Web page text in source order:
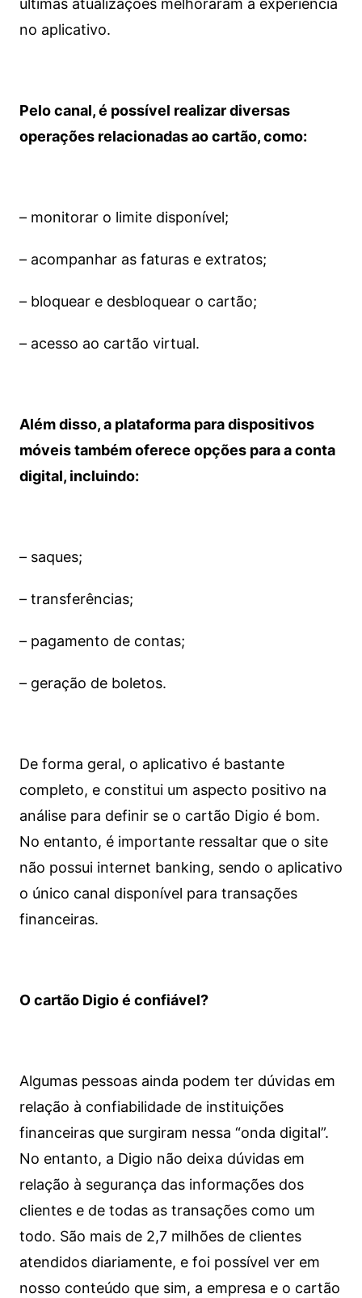
últimas atualizações melhoraram a experiência
no aplicativo.
Pelo canal, é possível realizar diversas
operações relacionadas ao cartão, como:
– monitorar o limite disponível;
– acompanhar as faturas e extratos;
– bloquear e desbloquear o cartão;
– acesso ao cartão virtual.
Além disso, a plataforma para dispositivos
móveis também oferece opções para a conta
digital, incluindo:
– saques;
– transferências;
– pagamento de contas;
– geração de boletos.
De forma geral, o aplicativo é bastante
completo, e constitui um aspecto positivo na
análise para definir se o cartão Digio é bom.
No entanto, é importante ressaltar que o site
não possui internet banking, sendo o aplicativo
o único canal disponível para transações
financeiras.
O cartão Digio é confiável?
Algumas pessoas ainda podem ter dúvidas em
relação à confiabilidade de instituições
financeiras que surgiram nessa “onda digital”.
No entanto, a Digio não deixa dúvidas em
relação à segurança das informações dos
clientes e de todas as transações como um
todo. São mais de 2,7 milhões de clientes
atendidos diariamente, e foi possível ver em
nosso conteúdo que sim, a empresa e o cartão